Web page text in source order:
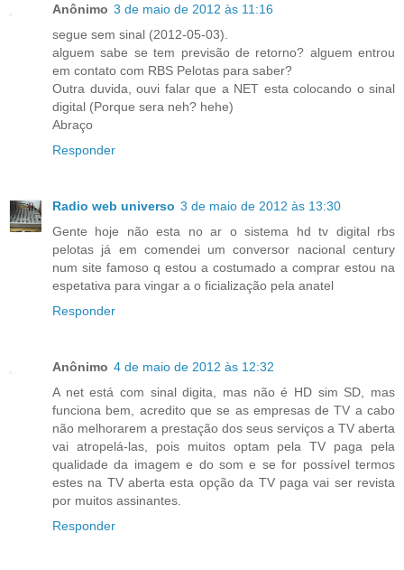
Anônimo 3 de maio de 2012 às 11:16
segue sem sinal (2012-05-03).
alguem sabe se tem previsão de retorno? alguem entrou
em contato com RBS Pelotas para saber?
Outra duvida, ouvi falar que a NET esta colocando o sinal
digital (Porque sera neh? hehe)
Abraço
Responder
Radio web universo 3 de maio de 2012 às 13:30
Gente hoje não esta no ar o sistema hd tv digital rbs
pelotas já em comendei um conversor nacional century
num site famoso q estou a costumado a comprar estou na
espetativa para vingar a o ficialização pela anatel
Responder
Anônimo 4 de maio de 2012 às 12:32
A net está com sinal digita, mas não é HD sim SD, mas
funciona bem, acredito que se as empresas de TV a cabo
não melhorarem a prestação dos seus serviços a TV aberta
vai atropelá-las, pois muitos optam pela TV paga pela
qualidade da imagem e do som e se for possível termos
estes na TV aberta esta opção da TV paga vai ser revista
por muitos assinantes.
Responder